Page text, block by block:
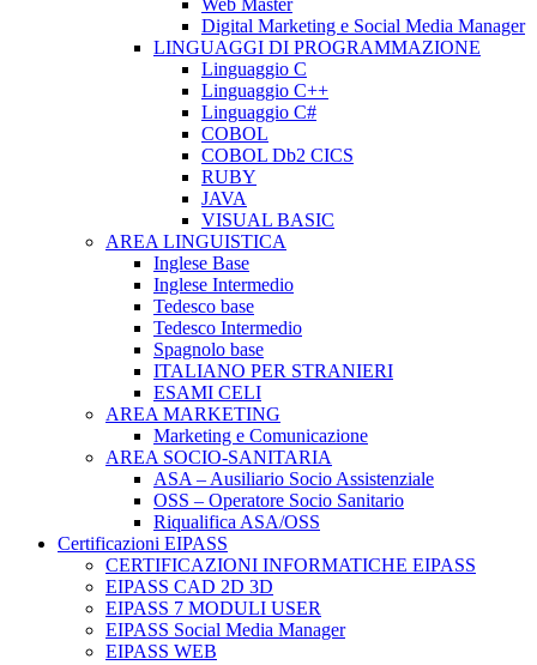
Web Master
Digital Marketing e Social Media Manager
LINGUAGGI DI PROGRAMMAZIONE
Linguaggio C
Linguaggio C++
Linguaggio C#
COBOL
COBOL Db2 CICS
RUBY
JAVA
VISUAL BASIC
AREA LINGUISTICA
Inglese Base
Inglese Intermedio
Tedesco base
Tedesco Intermedio
Spagnolo base
ITALIANO PER STRANIERI
ESAMI CELI
AREA MARKETING
Marketing e Comunicazione
AREA SOCIO-SANITARIA
ASA – Ausiliario Socio Assistenziale
OSS – Operatore Socio Sanitario
Riqualifica ASA/OSS
Certificazioni EIPASS
CERTIFICAZIONI INFORMATICHE EIPASS
EIPASS CAD 2D 3D
EIPASS 7 MODULI USER
EIPASS Social Media Manager
EIPASS WEB